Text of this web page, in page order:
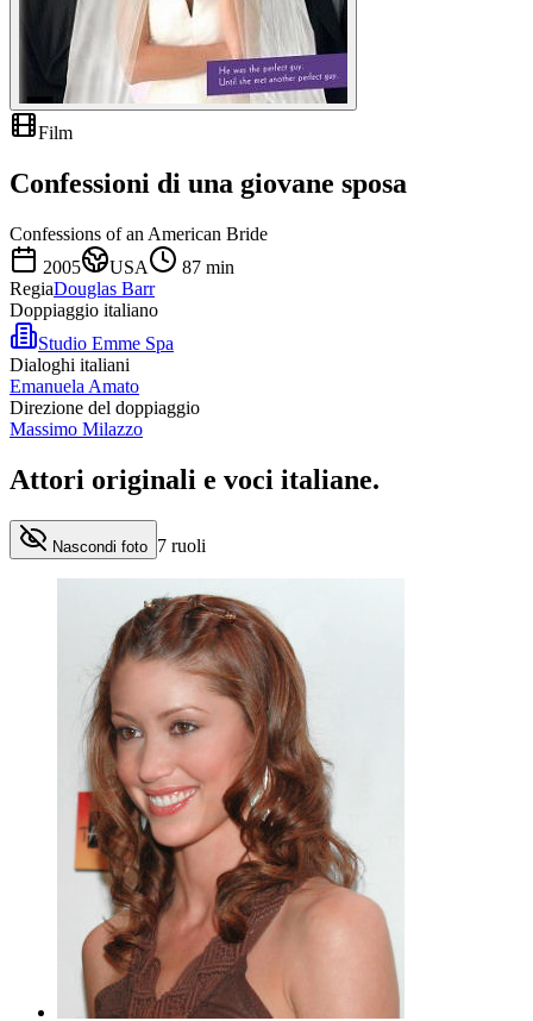
Film
Confessioni di una giovane sposa
Confessions of an American Bride
2005
USA 87 min
RegiaDouglas Barr
Doppiaggio italiano
Studio Emme Spa
Dialoghi italiani
Emanuela Amato
Direzione del doppiaggio
Massimo Milazzo
Attori originali e voci italiane.
Nascondi foto 7 ruoli